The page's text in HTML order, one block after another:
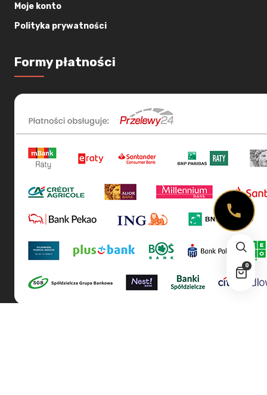
0
Moje konto
Polityka prywatności
Formy płatności